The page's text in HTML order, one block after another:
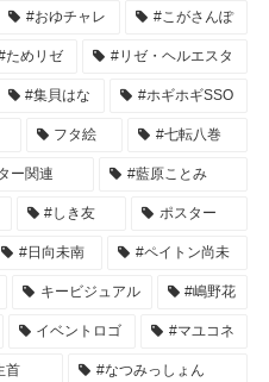
#おゆチャレ #こがさんぽ
ためリゼ #リゼ・ヘルエスタ
#集貝はな #ホギホギSSO
フタ絵 #七転八巻
ー関連 #藍原ことみ
#しき友 ポスター
#日向未南 #ペイトン尚未
キービジュアル #嶋野花
イベントロゴ #マユコネ
首 #なつみっしょん